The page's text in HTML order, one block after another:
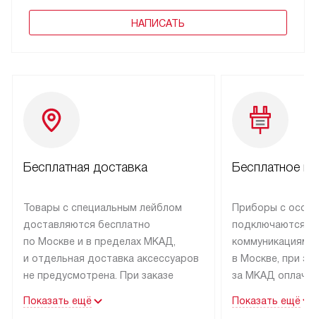
НАПИСАТЬ
Бесплатная доставка
Товары с специальным лейблом
доставляются бесплатно
по Москве и в пределах МКАД,
и отдельная доставка аксессуаров
не предусмотрена. При заказе
рекомендуем обсудить
Показать ещё
Бесплатное
Приборы с
подключаются к
коммуникациям
в Москве, при
за МКАД
партнера
Показать ещё